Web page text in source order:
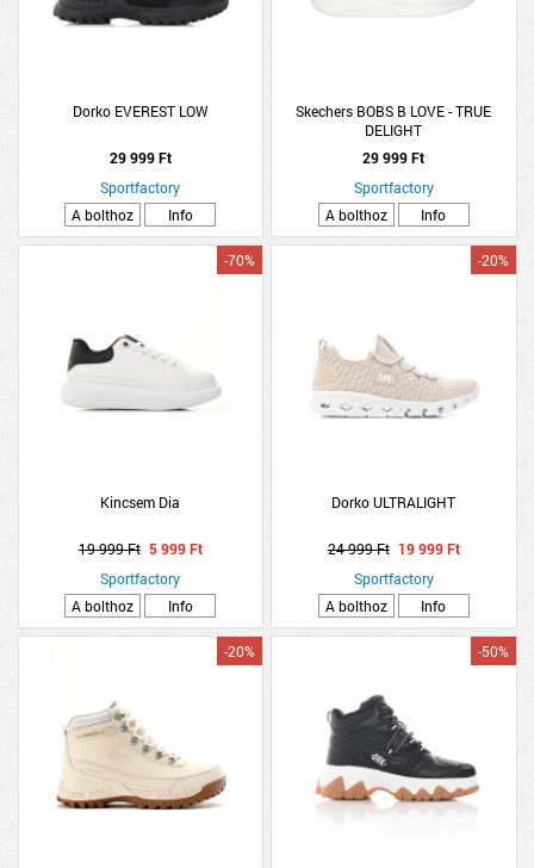
Dorko EVEREST LOW
29 999 Ft
Sportfactory
A bolthoz
Info
Skechers BOBS B LOVE - TRUE
DELIGHT
29 999 Ft
Sportfactory
A bolthoz
Info
Kincsem Dia
-70%
19 999 Ft 5 999 Ft
Sportfactory
A bolthoz
Info
Dorko ULTRALIGHT
-20%
24 999 Ft 19 999 Ft
Sportfactory
A bolthoz
Info
-20% -50%